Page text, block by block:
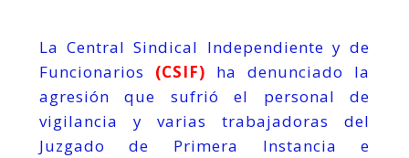
La Central Sindical Independiente y de
Funcionarios (CSIF) ha denunciado la
agresión que sufrió el personal de
vigilancia y varias trabajadoras del
Juzgado de Primera Instancia e